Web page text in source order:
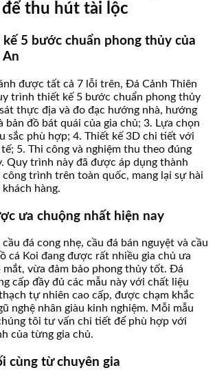
thu hút tài lộc
5 bước chuẩn phong thủy của
An
được tất cả 7 lỗi trên, Đá Cảnh Thiên
trình thiết kế 5 bước chuẩn phong thủy
thực địa và đo đạc hướng nhà, hướng
bản đồ bát quái của gia chủ; 3. Lựa chọn
sắc phù hợp; 4. Thiết kế 3D chi tiết với
5. Thi công và nghiệm thu theo đúng
Quy trình này đã được áp dụng thành
trình trên toàn quốc, mang lại sự hài
hàng.
ưa chuộng nhất hiện nay
cầu đá cong nhẹ, cầu đá bán nguyệt và cầu
cá Koi đang được rất nhiều gia chủ ưa
mắt, vừa đảm bảo phong thủy tốt. Đá
cấp đầy đủ các mẫu này với chất liệu
tự nhiên cao cấp, được chạm khắc
nghệ nhân giàu kinh nghiệm. Mỗi mẫu
tôi tư vấn chi tiết để phù hợp với
của từng gia chủ.
cùng từ chuyên gia